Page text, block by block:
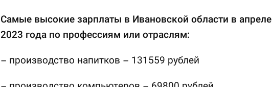
Самые высокие зарплаты в Ивановской области в апреле
2023 года по профессиям или отраслям:
– производство напитков – 131559 рублей